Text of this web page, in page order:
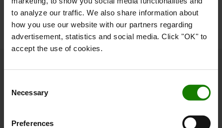
to analyze our traffic. We also share information about
how you use our website with our partners regarding
advertisement, statistics and social media. Click "OK" to
accept the use of cookies.
Selection
Necessary
Preferences
SE ALT
Kundecase